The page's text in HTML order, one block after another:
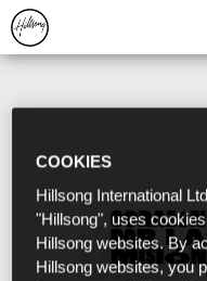
COOKIES
Hillsong International
"Hillsong", uses
Hillsong websites. By
Hillsong websites, you